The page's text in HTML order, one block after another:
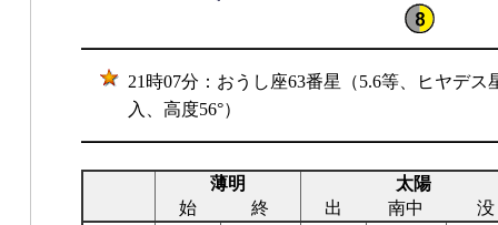
21時07分：おうし座63番星（5.6等、ヒヤデ
入、高度56°）
薄明
太陽
始
終 出 南中
没